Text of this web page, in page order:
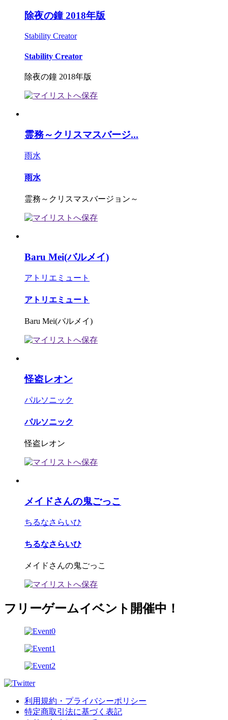
除夜の鐘 2018年版
Stability Creator
Stability Creator
除夜の鐘 2018年版
霊務～クリスマスバージ...
雨水
雨水
霊務～クリスマスバージョン～
Baru Mei(バルメイ)
アトリエミュート
アトリエミュート
Baru Mei(バルメイ)
怪盗レオン
パルソニック
パルソニック
怪盗レオン
メイドさんの鬼ごっこ
ちるなさらいひ
ちるなさらいひ
メイドさんの鬼ごっこ
フリーゲームイベント開催中！
利用規約・プライバシーポリシー
特定商取引法に基づく表記